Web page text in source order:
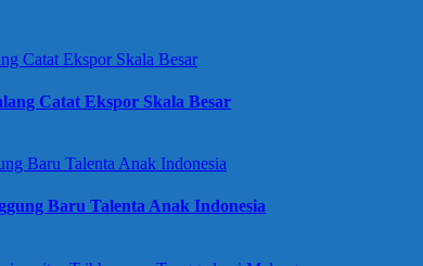
Catat Ekspor Skala Besar
Baru Talenta Anak Indonesia